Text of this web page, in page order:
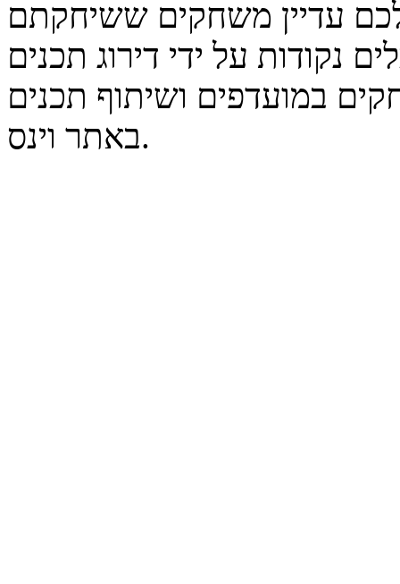
על ידי דירוג תכנים
במועדפים ושיתוף תכנים
באתר וינס.